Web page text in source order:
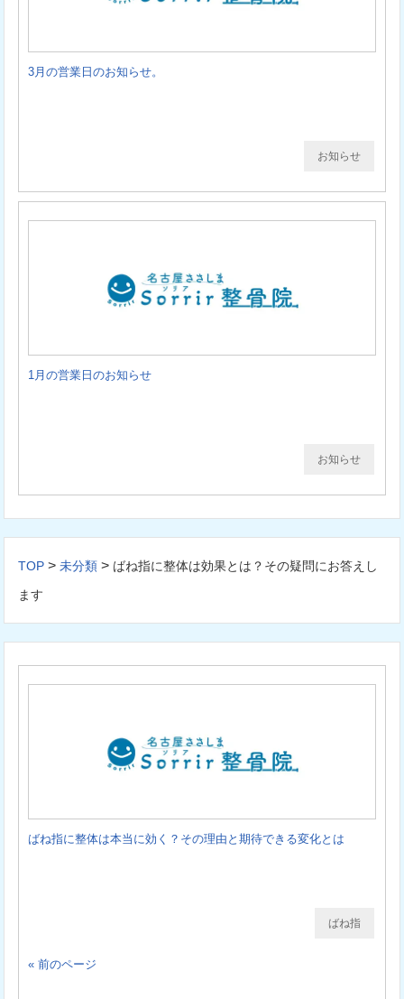
3月の営業日のお知らせ。
お知らせ
1月の営業日のお知らせ
お知らせ
TOP >未分類 > ばね指に整体は効果とは？その疑問にお答えし
ます
ばね指に整体は本当に効く？その理由と期待できる変化とは
ばね指
« 前のページ